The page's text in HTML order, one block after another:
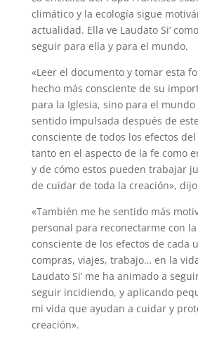
climático y la ecología sigue
actualidad. Ella ve Laudato Si’
seguir para ella y para el mundo.
«Leer el documento y tomar esta
hecho más consciente de su
para la Iglesia, sino para el
sentido impulsada después de
consciente de todos los efectos
tanto en el aspecto de la fe como
y de cómo estos pueden trabajar
de cuidar de toda la creación»,
«También me he sentido más
personal para reconectarme con
consciente de los efectos de cada
compras, viajes, trabajo… en la
Laudato Si’ me ha animado a
seguir incidiendo, y aplicando
mi vida que ayudan a cuidar y
creación».